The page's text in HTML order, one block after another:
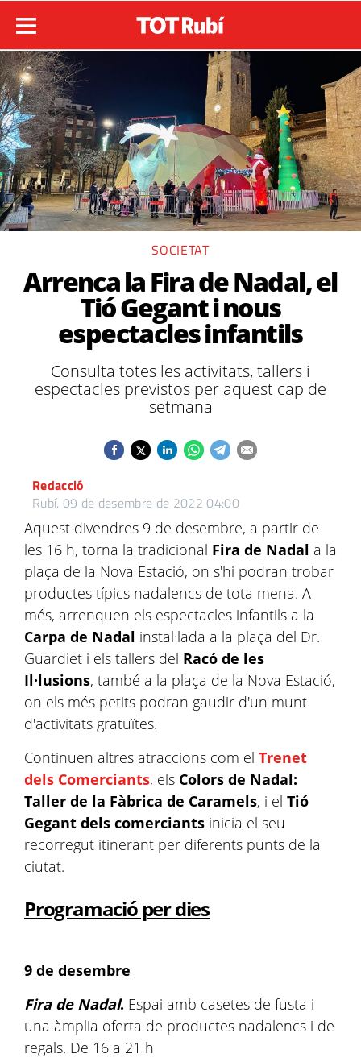
SOCIETAT
Arrenca la Fira de Nadal, el
Tió Gegant i nous
espectacles infantils
Consulta totes les activitats, tallers i
espectacles previstos per aquest cap de
setmana
Redacció
Rubí. 09 de desembre de 2022 04:00
Aquest divendres 9 de desembre, a partir de
les 16 h, torna la tradicional Fira de Nadal a la
plaça de la Nova Estació, on s'hi podran trobar
productes típics nadalencs de tota mena. A
més, arrenquen els espectacles infantils a la
Carpa de Nadal instal·lada a la plaça del Dr.
Guardiet i els tallers del Racó de les
Il·lusions, també a la plaça de la Nova Estació,
on els més petits podran gaudir d'un munt
d'activitats gratuïtes.
Continuen altres atraccions com el Trenet
dels Comerciants, els Colors de Nadal:
Taller de la Fàbrica de Caramels, i el Tió
Gegant dels comerciants inicia el seu
recorregut itinerant per diferents punts de la
ciutat.
Programació per dies
9 de desembre
Fira de Nadal. Espai amb casetes de fusta i
una àmplia oferta de productes nadalencs i de
regals. De 16 a 21 h